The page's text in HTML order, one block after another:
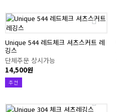
Unique 544 레드체크 셔츠스커트 레
깅스
단체주문 상시가능
14,500원
추천